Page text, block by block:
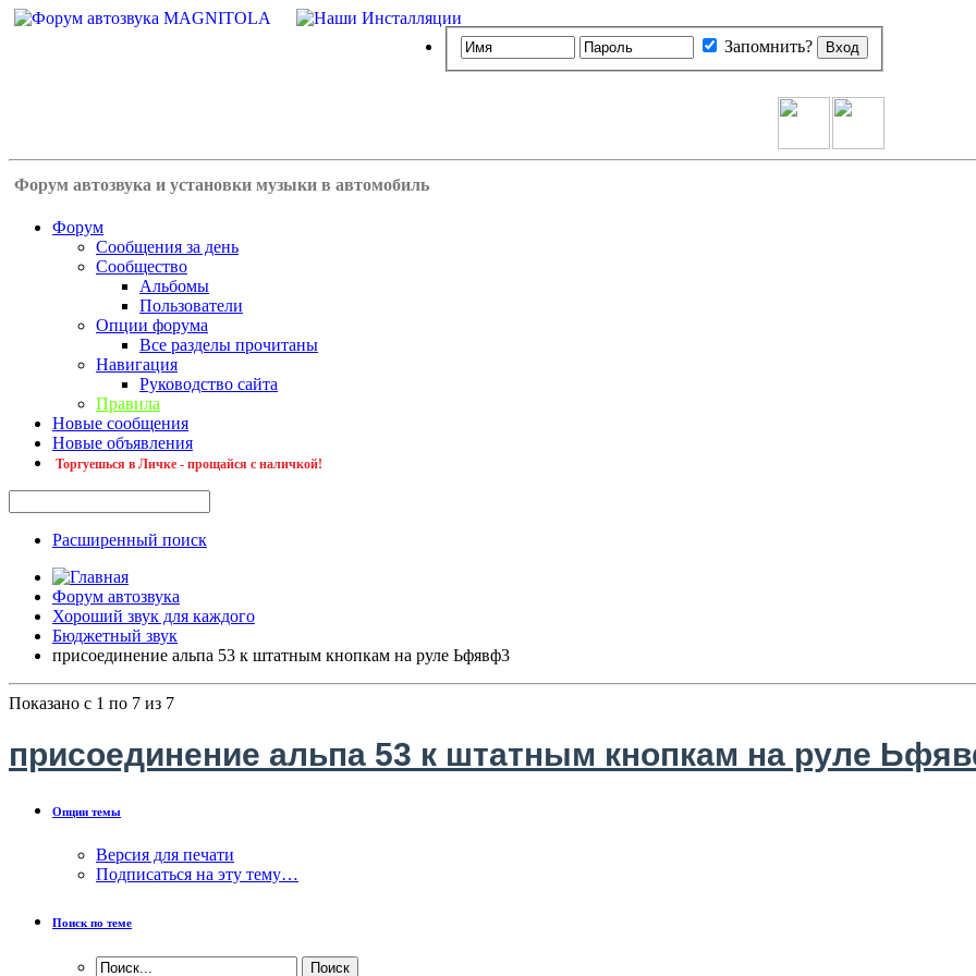
Запомнить?
Форум автозвука и установки музыки в автомобиль
Форум
Сообщения за день
Сообщество
Альбомы
Пользователи
Опции форума
Все разделы прочитаны
Навигация
Руководство сайта
Правила
Новые сообщения
Новые объявления
Торгуешься в Личке - прощайся с наличкой!
Расширенный поиск
Форум автозвука
Хороший звук для каждого
Бюджетный звук
присоединение альпа 53 к штатным кнопкам на руле Ьфявф3
Показано с 1 по 7 из 7
присоединение альпа 53 к штатным кнопкам на руле
Опции темы
Версия для печати
Подписаться на эту тему…
Поиск по теме